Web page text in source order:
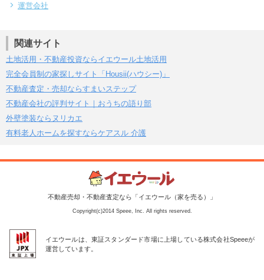
運営会社
関連サイト
土地活用・不動産投資ならイエウール土地活用
完全会員制の家探しサイト「Housii(ハウシー)」
不動産査定・売却ならすまいステップ
不動産会社の評判サイト｜おうちの語り部
外壁塗装ならヌリカエ
有料老人ホームを探すならケアスル 介護
不動産売却・不動産査定なら「イエウール（家を売る）」
Copyright(c)2014 Speee, Inc. All rights reserved.
イエウールは、東証スタンダード市場に上場している株式会社Speeeが
運営しています。